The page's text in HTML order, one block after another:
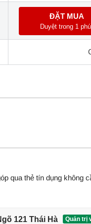
ĐẶT MUA
Duyệt trong 1
qua thẻ tín dụng không
121 Thái Hà Quản trị